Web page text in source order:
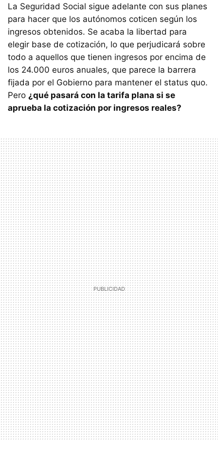
La Seguridad Social sigue adelante con sus planes
para hacer que los autónomos coticen según los
ingresos obtenidos. Se acaba la libertad para
elegir base de cotización, lo que perjudicará sobre
todo a aquellos que tienen ingresos por encima de
los 24.000 euros anuales, que parece la barrera
fijada por el Gobierno para mantener el status quo.
Pero ¿qué pasará con la tarifa plana si se
aprueba la cotización por ingresos reales?